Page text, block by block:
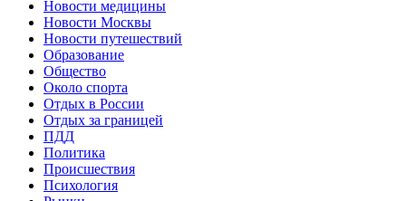
Новости медицины
Новости Москвы
Новости путешествий
Образование
Общество
Около спорта
Отдых в России
Отдых за границей
ПДД
Политика
Происшествия
Психология